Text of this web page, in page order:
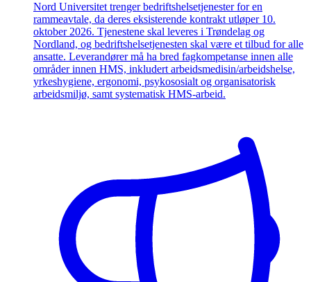
Nord Universitet trenger bedriftshelsetjenester for en
rammeavtale, da deres eksisterende kontrakt utløper 10.
oktober 2026. Tjenestene skal leveres i Trøndelag og
Nordland, og bedriftshelsetjenesten skal være et tilbud for alle
ansatte. Leverandører må ha bred fagkompetanse innen alle
områder innen HMS, inkludert arbeidsmedisin/arbeidshelse,
yrkeshygiene, ergonomi, psykososialt og organisatorisk
arbeidsmiljø, samt systematisk HMS-arbeid.